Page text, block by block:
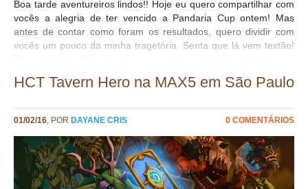
Boa tarde aventureiros lindos!! Hoje eu quero compartilhar com
vocês a alegria de ter vencido a Pandaria Cup ontem! Mas
antes de contar como foram os resultados, quero dividir com
vocês um pouco da minha tragetória. Senta que lá vem textão!
casual, não jogo nem 1 hora por dia, pois tenho muitas outras
dedicação. Entretanto, de uns meses pra cá, ando me sentindo
atraída pelo competitivo, principalmente depois de fazer
amizade com alguns jogadores do cenário e perceber que
competir é divertido, independente se você ganha ou perde.
Então aos poucos eu tenho movido pauzinhos pra conseguir
encaixar treinos nas minhas horas vagas, tentado me dedicar
HCT Tavern Hero na MAX5 em São Paulo
01/02/16, POR DAYANE CRIS 0 COMENTÁRIOS